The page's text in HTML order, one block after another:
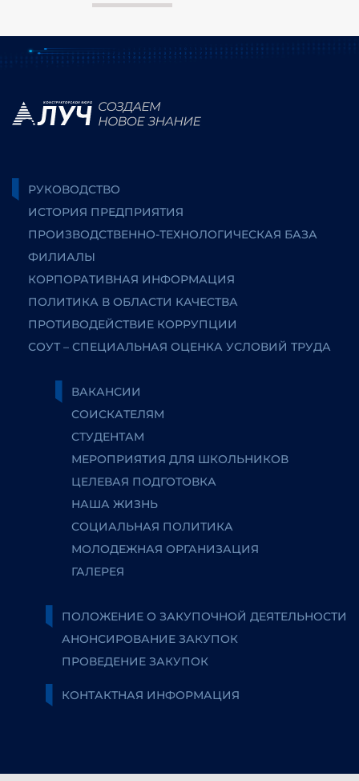
РУКОВОДСТВО
ИСТОРИЯ ПРЕДПРИЯТИЯ
ПРОИЗВОДСТВЕННО-ТЕХНОЛОГИЧЕСКАЯ БАЗА
ФИЛИАЛЫ
КОРПОРАТИВНАЯ ИНФОРМАЦИЯ
ПОЛИТИКА В ОБЛАСТИ КАЧЕСТВА
ПРОТИВОДЕЙСТВИЕ КОРРУПЦИИ
СОУТ – СПЕЦИАЛЬНАЯ ОЦЕНКА УСЛОВИЙ ТРУДА
ВАКАНСИИ
СОИСКАТЕЛЯМ
СТУДЕНТАМ
МЕРОПРИЯТИЯ ДЛЯ ШКОЛЬНИКОВ
ЦЕЛЕВАЯ ПОДГОТОВКА
НАША ЖИЗНЬ
СОЦИАЛЬНАЯ ПОЛИТИКА
МОЛОДЕЖНАЯ ОРГАНИЗАЦИЯ
ГАЛЕРЕЯ
ПОЛОЖЕНИЕ О ЗАКУПОЧНОЙ ДЕЯТЕЛЬНОСТИ
АНОНСИРОВАНИЕ ЗАКУПОК
ПРОВЕДЕНИЕ ЗАКУПОК
КОНТАКТНАЯ ИНФОРМАЦИЯ